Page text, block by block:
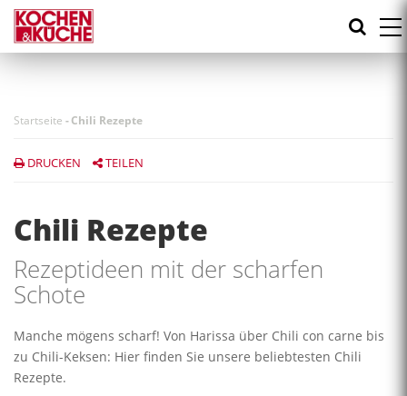
Direkt
zum
Inhalt
Startseite -Chili Rezepte
DRUCKEN TEILEN
Chili Rezepte
Rezeptideen mit der scharfen
Schote
Manche mögens scharf! Von Harissa über Chili con carne bis
zu Chili-Keksen: Hier finden Sie unsere beliebtesten Chili
Rezepte.